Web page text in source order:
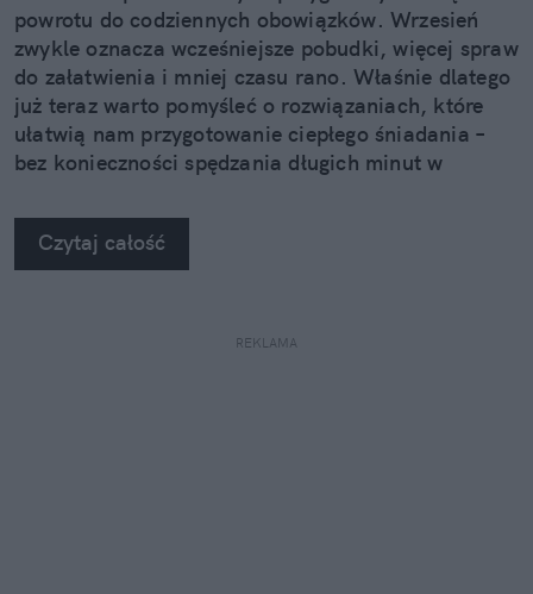
powrotu do codziennych obowiązków. Wrzesień
zwykle oznacza wcześniejsze pobudki, więcej spraw
do załatwienia i mniej czasu rano. Właśnie dlatego
już teraz warto pomyśleć o rozwiązaniach, które
ułatwią nam przygotowanie ciepłego śniadania –
bez konieczności spędzania długich minut w
Czytaj całość
REKLAMA